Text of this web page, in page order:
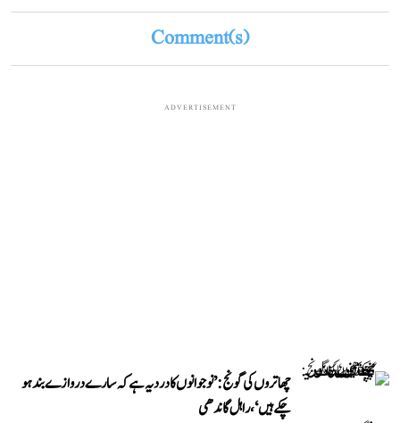
Comment(s)
ADVERTISEMENT
چھاتروں کی گونج: ’نوجوانوں کا درد یہ ہے کہ سارے دروازے بند ہو
چکے ہیں‘، راہل گاندھی